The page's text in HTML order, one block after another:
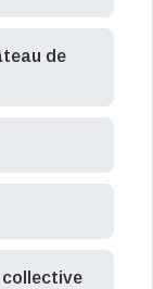
de
collective